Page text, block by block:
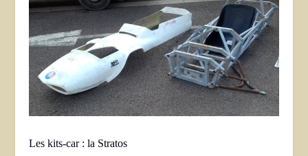
Les kits-car : la Stratos